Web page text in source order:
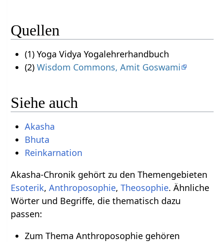
Quellen
(1) Yoga Vidya Yogalehrerhandbuch
(2) Wisdom Commons, Amit Goswami
Siehe auch
Akasha
Bhuta
Reinkarnation
Akasha-Chronik gehört zu den Themengebieten
Esoterik,Anthroposophie,Theosophie. Ähnliche
Wörter und Begriffe, die thematisch dazu
passen:
Zum Thema Anthroposophie gehören